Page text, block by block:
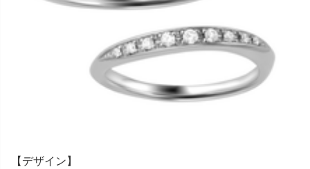
【デザイン】